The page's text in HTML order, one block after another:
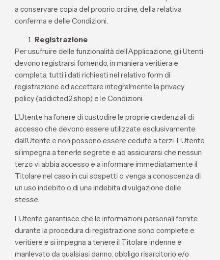
a conservare copia del proprio ordine, della relativa
conferma e delle Condizioni.
Registrazione
Per usufruire delle funzionalità dell’Applicazione, gli Utenti
devono registrarsi fornendo, in maniera veritiera e
completa, tutti i dati richiesti nel relativo form di
registrazione ed accettare integralmente la privacy
policy (addicted2.shop) e le Condizioni.
L’Utente ha l’onere di custodire le proprie credenziali di
accesso che devono essere utilizzate esclusivamente
dall’Utente e non possono essere cedute a terzi. L’Utente
si impegna a tenerle segrete e ad assicurarsi che nessun
terzo vi abbia accesso e a informare immediatamente il
Titolare nel caso in cui sospetti o venga a conoscenza di
un uso indebito o di una indebita divulgazione delle
stesse.
L’Utente garantisce che le informazioni personali fornite
durante la procedura di registrazione sono complete e
veritiere e si impegna a tenere il Titolare indenne e
manlevato da qualsiasi danno, obbligo risarcitorio e/o